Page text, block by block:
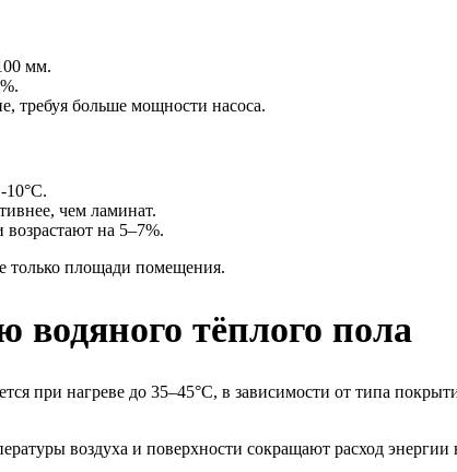
мм.
требуя больше мощности насоса.
10°C.
чем ламинат.
на 5–7%.
только площади помещения.
водяного тёплого пола
при нагреве до 35–45°C, в зависимости от типа
воздуха и поверхности сокращают расход энергии